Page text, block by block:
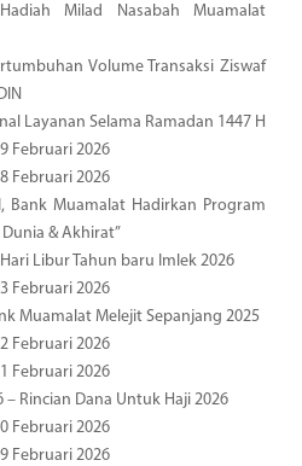
Milad Nasabah Muamalat
Volume Transaksi Ziswaf
Layanan Selama Ramadan 1447 H
Februari 2026
Februari 2026
Bank Muamalat Hadirkan Program
& Akhirat”
Libur Tahun baru Imlek 2026
Februari 2026
Muamalat Melejit Sepanjang 2025
Februari 2026
Februari 2026
– Rincian Dana Untuk Haji 2026
Februari 2026
Februari 2026